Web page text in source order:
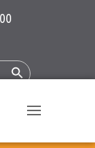
Search Button